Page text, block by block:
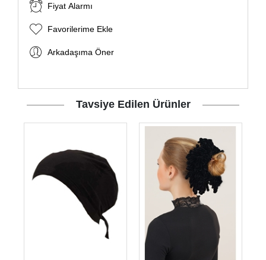
Fiyat Alarmı
Favorilerime Ekle
Arkadaşıma Öner
Tavsiye Edilen Ürünler